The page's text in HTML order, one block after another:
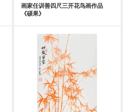
画家任训善四尺三开花鸟画作品
《硕果》